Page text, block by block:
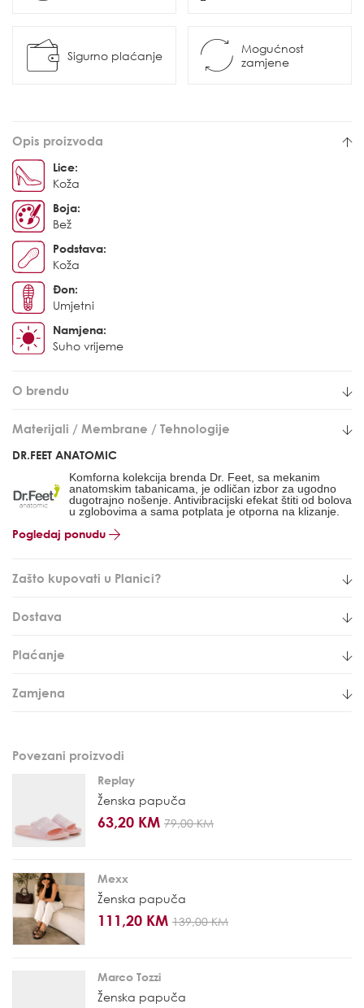
Sigurno plaćanje
Mogućnost
zamjene
Opis proizvoda
Lice:
Koža
Boja:
Bež
Podstava:
Koža
Đon:
Umjetni
Namjena:
Suho vrijeme
O brendu
Materijali / Membrane / Tehnologije
DR.FEET ANATOMIC
Komforna kolekcija brenda Dr. Feet, sa mekanim
anatomskim tabanicama, je odličan izbor za ugodno
dugotrajno nošenje. Antivibracijski efekat štiti od bolova
u zglobovima a sama potplata je otporna na klizanje.
Pogledaj ponudu
Zašto kupovati u Planici?
Dostava
Plaćanje
Zamjena
Povezani proizvodi
Replay
Ženska papuča
63,20 KM 79,00 KM
Mexx
Ženska papuča
111,20 KM 139,00 KM
Marco Tozzi
Ženska papuča